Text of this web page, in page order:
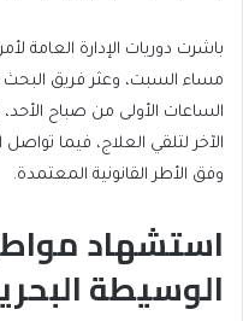
باشرت دوريات الإدارة العامة
مساء السبت، وعثر فريق البحث
الساعات الأولى من صباح
الآخر لتلقي العلاج، فيما تواصل
وفق الأطر القانونية المعتمدة.
استشهاد
الوسيطة